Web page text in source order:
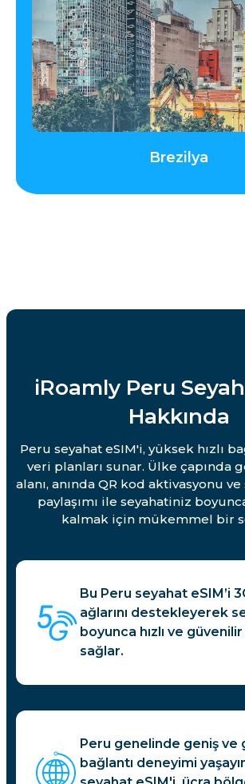
Brezilya
iRoamly Peru
Hakkında
Peru seyahat eSIM'i, yüksek hızlı
veri planları sunar. Ülke çapında
alanı, anında QR kod aktivasyonu ve
paylaşımı ile seyahatiniz
kalmak için mükemmel bir
Bu Peru seyahat eSIM’i
ağlarını destekleyerek
boyunca hızlı ve
sağlar.
Peru genelinde geniş ve
bağlantı deneyimi